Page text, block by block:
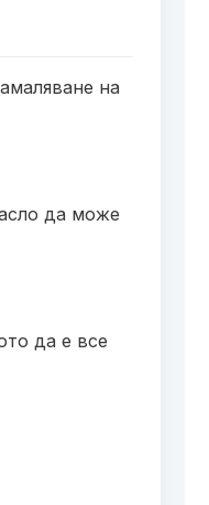
на
да може
да е все